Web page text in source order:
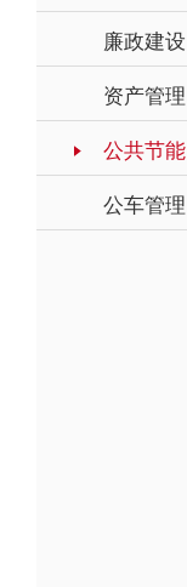
廉政建设
资产管理
公共节能
公车管理